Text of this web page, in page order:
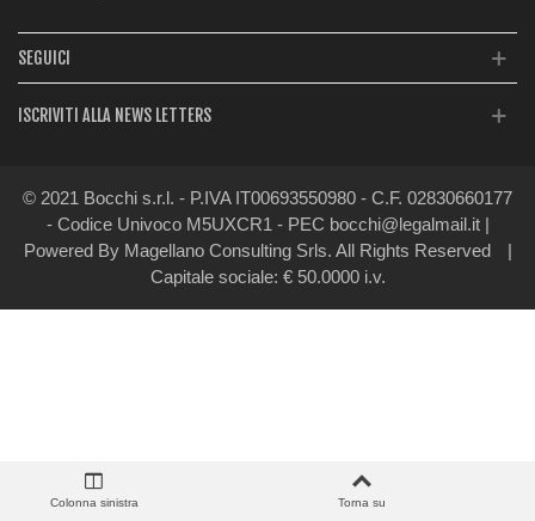
SEGUICI
ISCRIVITI ALLA NEWS LETTERS
© 2021 Bocchi s.r.l. - P.IVA IT00693550980 - C.F. 02830660177
- Codice Univoco M5UXCR1 - PEC bocchi@legalmail.it |
Powered By Magellano Consulting Srls. All Rights Reserved
|
Capitale sociale: € 50.0000 i.v.
Colonna sinistra Torna su